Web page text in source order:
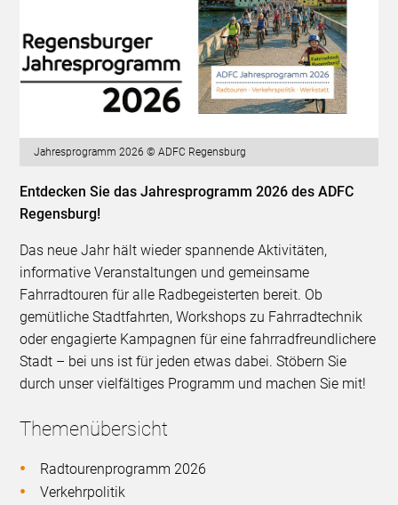
Jahresprogramm 2026 © ADFC Regensburg
Entdecken Sie das Jahresprogramm 2026 des ADFC
Regensburg!
Das neue Jahr hält wieder spannende Aktivitäten,
informative Veranstaltungen und gemeinsame
Fahrradtouren für alle Radbegeisterten bereit. Ob
gemütliche Stadtfahrten, Workshops zu Fahrradtechnik
oder engagierte Kampagnen für eine fahrradfreundlichere
Stadt – bei uns ist für jeden etwas dabei. Stöbern Sie
durch unser vielfältiges Programm und machen Sie mit!
Themenübersicht
Radtourenprogramm 2026
Verkehrpolitik